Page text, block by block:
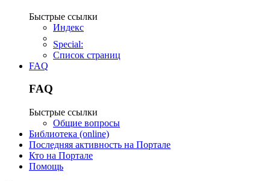
Быстрые ссылки
Индекс
Special:
Список страниц
FAQ
FAQ
Быстрые ссылки
Общие вопросы
Библиотека (online)
Последняя активность на Портале
Кто на Портале
Помощь